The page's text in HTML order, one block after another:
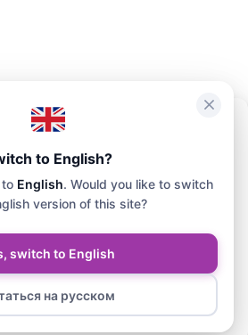
удобство, мы используем такие
для хранения и/или доступа к
Согласие на использование
нам обрабатывать на этом сайте такие
или уникальные
Принять
конфиденциальности
недвижимости могут быть
уточняйте наличие
у менеджера
защищены. Сайт разработан и
СХЕМА ЕООД.
to English?
English. Would you like to switch
version of this site?
switch to English
на русском